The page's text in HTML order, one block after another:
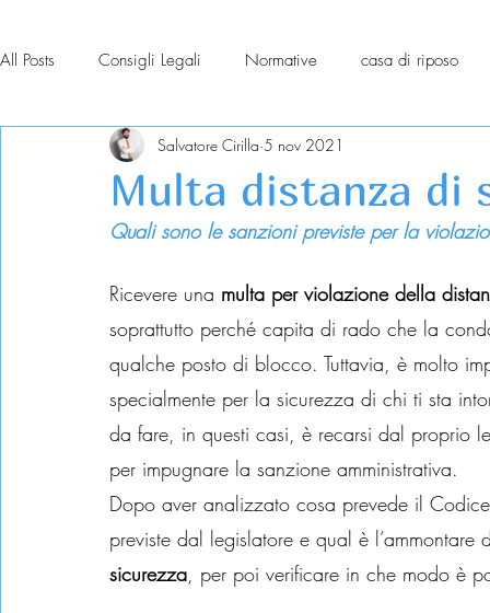
All Posts Consigli Legali Normative casa di riposo
Multa distanza di
Salvatore Cirilla 5 nov 2021
Quali sono le sanzioni previste per la
Ricevere una multa per violazione della
soprattutto perché capita di rado che la
qualche posto di blocco. Tuttavia, è molto
specialmente per la sicurezza di chi ti sta
da fare, in questi casi, è recarsi dal proprio
per impugnare la sanzione amministrativa.
Dopo aver analizzato cosa prevede il
previste dal legislatore e qual è l’ammontare
sicurezza, per poi verificare in che modo è